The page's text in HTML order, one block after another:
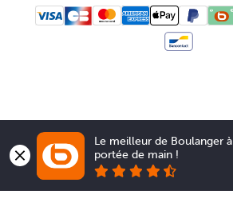
Le meilleur de Boulanger à
portée de main !